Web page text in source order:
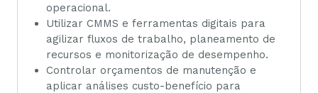
operacional.
Utilizar CMMS e ferramentas digitais para
agilizar fluxos de trabalho, planeamento de
recursos e monitorização de desempenho.
Controlar orçamentos de manutenção e
aplicar análises custo-benefício para